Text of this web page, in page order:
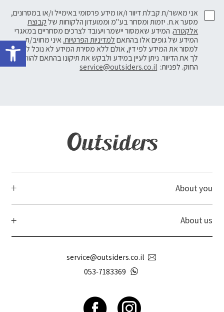
אני מאשר/ת קבלת דיוור ו/או מידע פרסומי באימייל ו/או במסרונים,
מסער א.ת. יזמות ומסחר בע"מ וממועדון הלקוחות שלקבוצת
אלקטרה. המידע שאמסור יישמר ויעובד לצרכים מסחריים במאגרי
המידע של גופים אלו בהתאםלמדיניות הפרטיות. איני מחויב/ת
למסור את המידע לפי דין, אולם ללא מסירת המידע לא נוכל לשלוח
לך את הדיוור. ניתן לעיין במידע ולבקש את תיקונו בהתאם להוראות
החוק. לפניות: service@outsiders.co.il
About you
About us
service@outsiders.co.il
053-7183369